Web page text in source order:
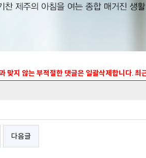
맞지 않는 부적절한 댓글은 일괄삭제합니다.
다음글